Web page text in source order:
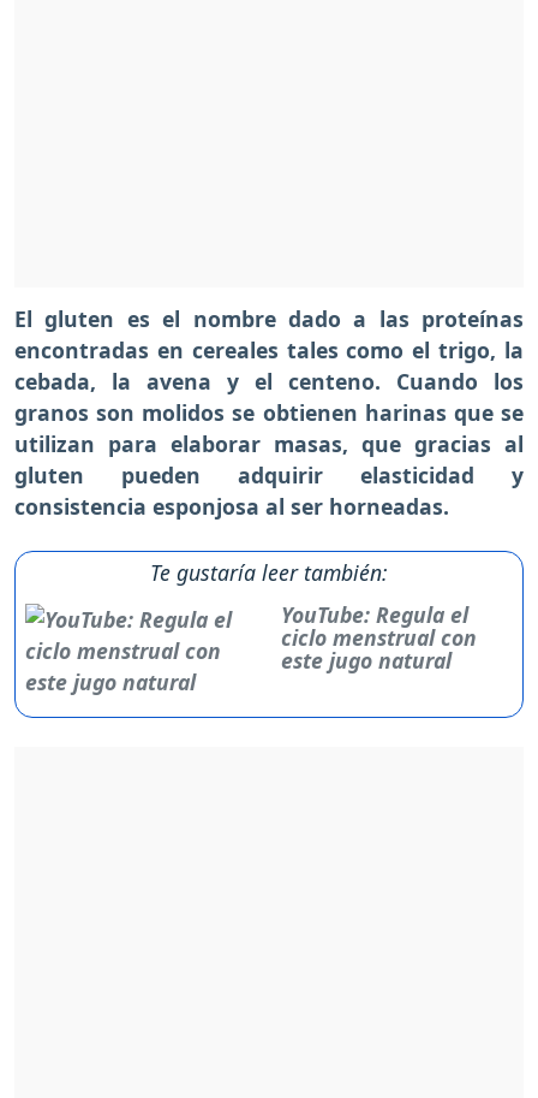
El gluten es el nombre dado a las proteínas
encontradas en cereales tales como el trigo, la
cebada, la avena y el centeno. Cuando los
granos son molidos se obtienen harinas que se
utilizan para elaborar masas, que gracias al
gluten pueden adquirir elasticidad y
consistencia esponjosa al ser horneadas.
Te gustaría leer también:
YouTube: Regula el
ciclo menstrual con
este jugo natural